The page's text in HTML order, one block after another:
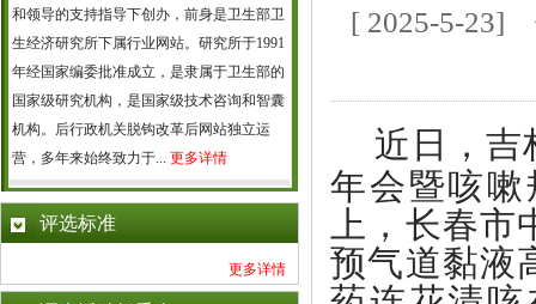
和领导的支持指导下创办，前身是卫生部卫
生经济研究所下属行业网站。研究所于1991
年经国家编委批准成立，是隶属于卫生部的
国家级研究机构，是国家级技术咨询和智囊
机构。后行政机关脱钩改革后网站独立运
营，多年来始终致力于... 更多详情
评选标准
更多详情
[ 2025-5-23]
近日，吉
年会暨咳
上，长春市
预气道黏液